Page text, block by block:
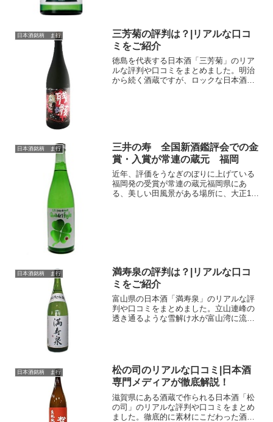
日本酒銘柄 ま行
三芳菊の評判は？|リアルな口コ
ミをご紹介
徳島を代表する日本酒「三芳菊」のリア
ルな評判や口コミをまとめました。明治
から続く酒蔵ですが、ロックな日本酒を
日本酒銘柄 ま行
三井の寿 全国新酒鑑評会での金
賞・入賞が常連の蔵元 福岡
近年、評価をうなぎのぼりに上げている
福岡発の受賞が常連の蔵元福岡県にあ
る、美しい田風景がある場所に、大正11
日本酒銘柄 ま行
満寿泉の評判は？|リアルな口コ
ミをご紹介
富山県の日本酒「満寿泉」のリアルな評
判や口コミをまとめました。立山連峰の
透き通るような雪解け水が富山湾に流
日本酒銘柄 ま行
松の司のリアルな口コミ|日本酒
専門メディアが徹底解説！
滋賀県にある酒蔵で作られる日本酒「松
の司」のリアルな評判や口コミをまとめ
ました。徹底的に素材にこだわった酒造